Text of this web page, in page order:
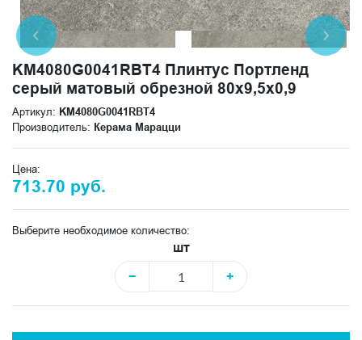
KM4080G0041RBT4 Плинтус Портленд
серый матовый обрезной 80x9,5x0,9
Артикул: KM4080G0041RBT4
Производитель: Керама Марацци
Цена:
713.70 руб.
Выберите необходимое количество:
шт
−
+